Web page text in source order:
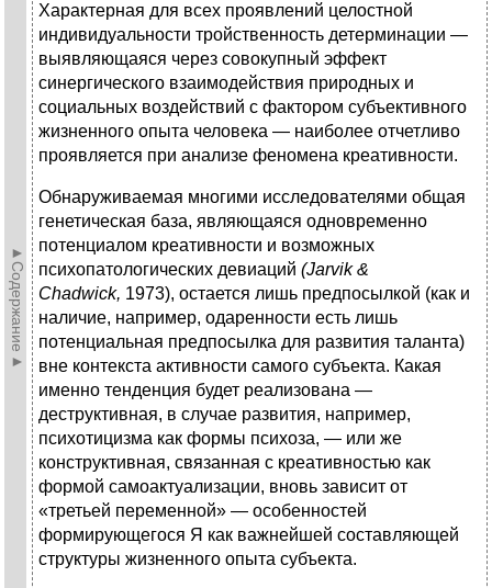
►Содержание►
Характерная для всех проявлений целостной
индивидуальности тройственность детерминации —
выявляющаяся через совокупный эффект
синергического взаимодействия природных и
социальных воздействий с фактором субъективного
жизненного опыта человека — наиболее отчетливо
проявляется при анализе феномена креативности.
Обнаруживаемая многими исследователями общая
генетическая база, являющаяся одновременно
потенциалом креативности и возможных
психопатологических девиаций (Jarvik &
Chadwick, 1973), остается лишь предпосылкой (как и
наличие, например, одаренности есть лишь
потенциальная предпосылка для развития таланта)
вне контекста активности самого субъекта. Какая
именно тенденция будет реализована —
деструктивная, в случае развития, например,
психотицизма как формы психоза, — или же
конструктивная, связанная с креативностью как
формой самоактуализации, вновь зависит от
«третьей переменной» — особенностей
формирующегося Я как важнейшей составляющей
структуры жизненного опыта субъекта.